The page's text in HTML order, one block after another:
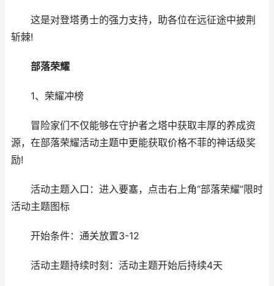
这是对登塔勇士的强力支持，助各位在远征途中披荆
斩棘!
部落荣耀
1、荣耀冲榜
冒险家们不仅能够在守护者之塔中获取丰厚的养成资
源，在部落荣耀活动主题中更能获取价格不菲的神话级奖
励!
活动主题入口：进入要塞，点击右上角“部落荣耀”限时
活动主题图标
开始条件：通关放置3-12
活动主题持续时刻：活动主题开始后持续4天